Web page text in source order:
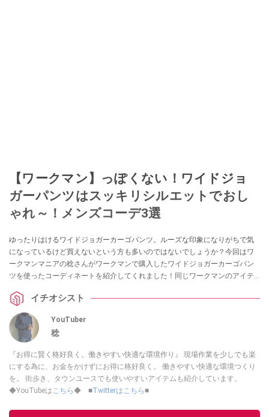
【ワークマン】っぽくない！ワイドジョ
ガーパンツはスッキリシルエットでおし
ゃれ～！メンズコーデ3選
ゆったりはけるワイドジョガーカーゴパンツ。ルーズな印象になりがちで気
になっているけど買えないという方も多いのではないでしょうか？今回はワ
ークマンマニアの稔さんがワークマンで購入したワイドジョガーカーゴパン
ツを使ったコーディネートを紹介してくれました！同じワークマンのアイテ
イチオシスト
YouTuber
稔
『お得に賢く格好良く。働きやすい快適な環境作り』 現場作業を少しでも楽
にする為に、お金をかけずにお得に格好良く。 働きやすい快適な環境つくり
を。 街歩き、タウンユースでも使いやすいアイテムも紹介しています。
◆YouTubeは こちら◆ ■Twitterはこちら■
このイチオシストの他の記事を読む